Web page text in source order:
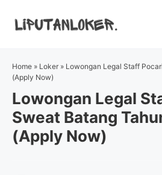
Home » Loker » Lowongan Legal Staff
(Apply Now)
Lowongan Legal
Sweat Batang
(Apply Now)